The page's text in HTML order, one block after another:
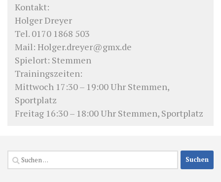
Kontakt:
Holger Dreyer
Tel. 0170 1868 503
Mail: Holger.dreyer@gmx.de
Spielort: Stemmen
Trainingszeiten:
Mittwoch 17:30 – 19:00 Uhr Stemmen,
Sportplatz
Freitag 16:30 – 18:00 Uhr Stemmen, Sportplatz
Suchen
nach: